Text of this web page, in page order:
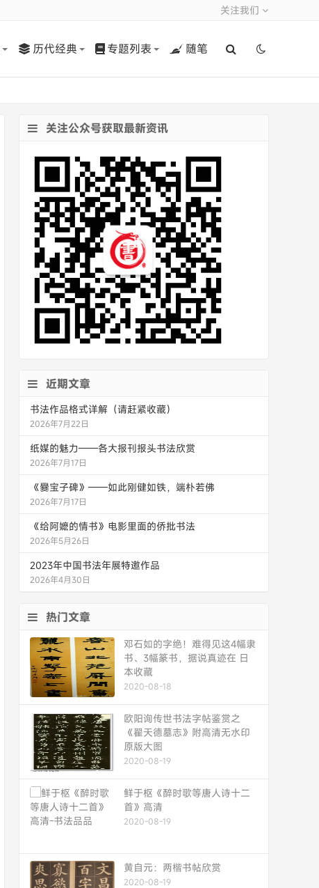
关注我们
历代经典 专题列表 随笔
关注公众号获取最新资讯
近期文章
书法作品格式详解（请赶紧收藏）
2026年7月22日
纸媒的魅力——各大报刊报头书法欣赏
2026年7月17日
《爨宝子碑》——如此刚健如铁，端朴若佛
2026年7月17日
《给阿嬷的情书》电影里面的侨批书法
2026年5月26日
2023年中国书法年展特邀作品
2026年4月30日
热门文章
邓石如的字绝！难得见这4幅隶
书、3幅篆书，据说真迹在 日
本收藏
2020-08-18
欧阳询传世书法字帖鉴赏之
《翟天德墓志》附高清无水印
原版大图
2020-08-19
鲜于枢《醉时歌等唐人诗十二
首》高清
2020-08-19
黄自元：两楷书帖欣赏
2020-08-19